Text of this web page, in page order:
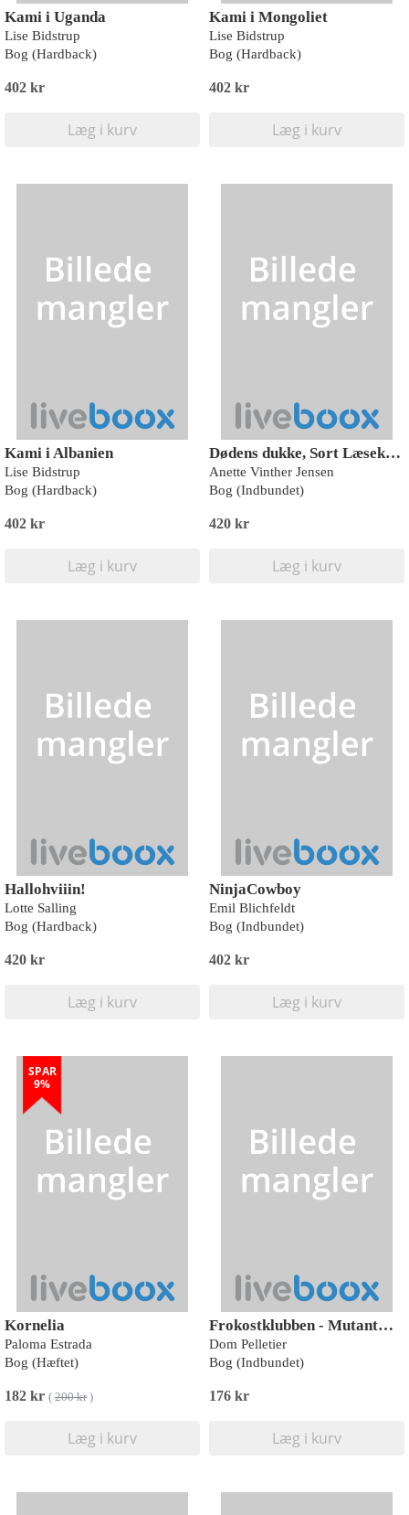
Kami i Uganda
Lise Bidstrup
Bog (Hardback)
402 kr
Læg i kurv
Kami i Mongoliet
Lise Bidstrup
Bog (Hardback)
402 kr
Læg i kurv
Kami i Albanien
Lise Bidstrup
Bog (Hardback)
402 kr
Læg i kurv
Dødens dukke, Sort Læseklub
Anette Vinther Jensen
Bog (Indbundet)
420 kr
Læg i kurv
Hallohviiin!
Lotte Salling
Bog (Hardback)
420 kr
Læg i kurv
NinjaCowboy
Emil Blichfeldt
Bog (Indbundet)
402 kr
Læg i kurv
SPAR
9%
Kornelia
Paloma Estrada
Bog (Hæftet)
182 kr ( 200 kr)
Læg i kurv
Frokostklubben - Mutantmusen fra det ydre rum
Dom Pelletier
Bog (Indbundet)
176 kr
Læg i kurv